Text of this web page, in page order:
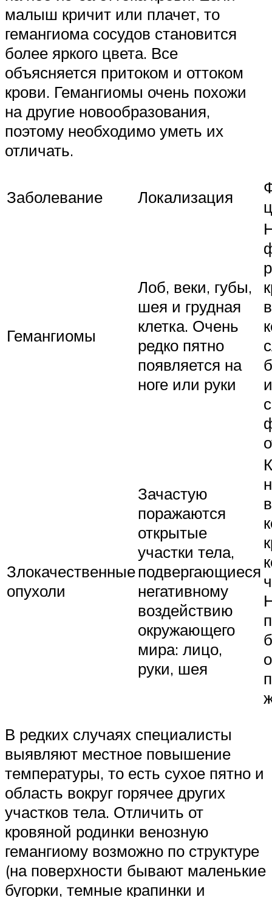
малыш кричит или плачет, то
гемангиома сосудов становится
более яркого цвета. Все
объясняется притоком и оттоком
крови. Гемангиомы очень похожи
на другие новообразования,
поэтому необходимо уметь их
отличать.
Заболевание Локализация
Гемангиомы
Лоб, веки, губы,
шея и грудная
клетка. Очень
редко пятно
появляется на
ноге или руки
Злокачественные
опухоли
Зачастую
поражаются
открытые
участки тела,
подвергающиеся
негативному
воздействию
окружающего
мира: лицо,
руки, шея
В редких случаях специалисты
выявляют местное повышение
температуры, то есть сухое пятно и
область вокруг горячее других
участков тела. Отличить от
кровяной родинки венозную
гемангиому возможно по структуре
(на поверхности бывают маленькие
бугорки, темные крапинки и